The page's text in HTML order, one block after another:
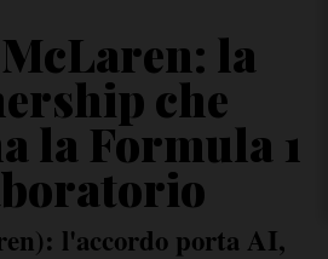
la
che
la Formula 1
l'accordo porta AI,